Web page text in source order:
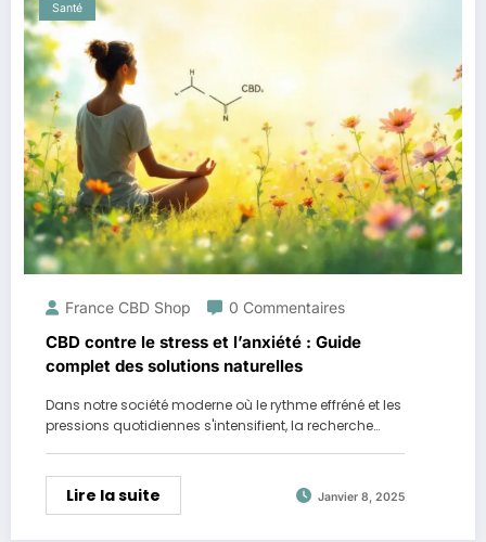
Santé
France CBD Shop 0 Commentaires
CBD contre le stress et l’anxiété : Guide
complet des solutions naturelles
Dans notre société moderne où le rythme effréné et les
pressions quotidiennes s'intensifient, la recherche…
Lire la suite Janvier 8, 2025